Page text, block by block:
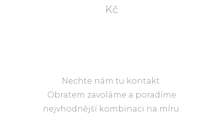
Kč
Nechte nám tu kontakt.
Obratem zavoláme a poradíme
nejvhodnější kombinaci na míru.